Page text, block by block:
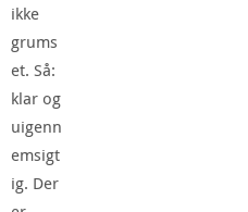
ikke
grums
et. Så:
klar og
uigenn
emsigt
ig. Der